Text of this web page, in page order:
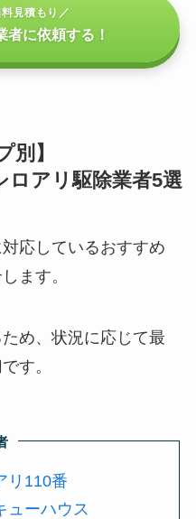
見積もり／
者に依頼する！
別】
ロアリ駆除業者5選
応しているおすすめ
ます。
め、状況に応じて最
す。
リ110番
ューハウス